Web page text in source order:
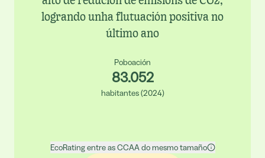
logrando unha flutuación positiva no
último ano
Poboación
83.052
habitantes(2024)
EcoRating entre as CCAA do mesmo tamaño